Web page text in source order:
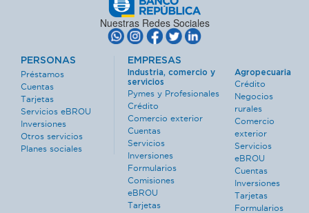
Nuestras Redes Sociales
PERSONAS
Préstamos
Cuentas
Tarjetas
Servicios eBROU
Inversiones
Otros servicios
Planes sociales
EMPRESAS
Industria, comercio y
servicios
Pymes y Profesionales
Crédito
Comercio exterior
Cuentas
Servicios
Inversiones
Formularios
Comisiones
eBROU
Tarjetas
Agropecuaria
Crédito
Negocios
rurales
Comercio
exterior
Servicios
eBROU
Cuentas
Inversiones
Tarjetas
Formularios